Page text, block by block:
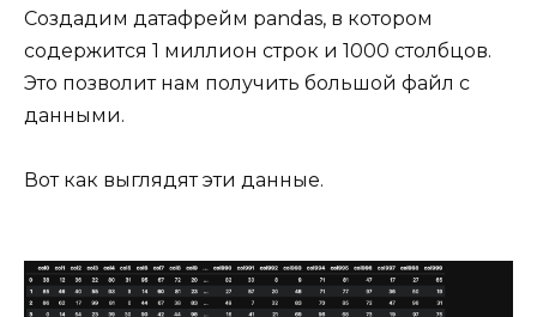
Создадим датафрейм pandas, в котором
содержится 1 миллион строк и 1000 столбцов.
Это позволит нам получить большой файл с
данными.
Вот как выглядят эти данные.